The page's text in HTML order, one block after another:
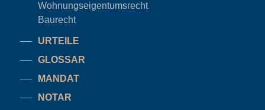
Wohnungseigentumsrecht
Baurecht
URTEILE
GLOSSAR
MANDAT
NOTAR